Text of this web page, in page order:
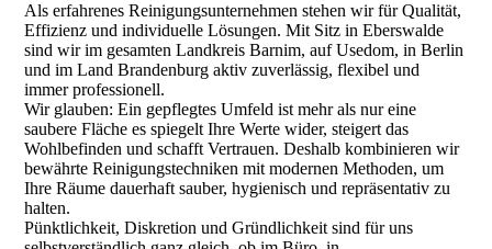
Als erfahrenes Reinigungsunternehmen stehen wir für Qualität,
Effizienz und individuelle Lösungen. Mit Sitz in Eberswalde
sind wir im gesamten Landkreis Barnim, auf Usedom, in Berlin
und im Land Brandenburg aktiv zuverlässig, flexibel und
immer professionell.
Wir glauben: Ein gepflegtes Umfeld ist mehr als nur eine
saubere Fläche es spiegelt Ihre Werte wider, steigert das
Wohlbefinden und schafft Vertrauen. Deshalb kombinieren wir
bewährte Reinigungstechniken mit modernen Methoden, um
Ihre Räume dauerhaft sauber, hygienisch und repräsentativ zu
halten.
Pünktlichkeit, Diskretion und Gründlichkeit sind für uns